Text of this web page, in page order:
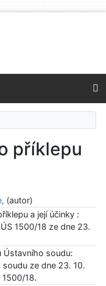
příklepu
(autor)
a její účinky :
1500/18 ze dne 23.
Ústavního soudu:
ze dne 23. 10.
1500/18.